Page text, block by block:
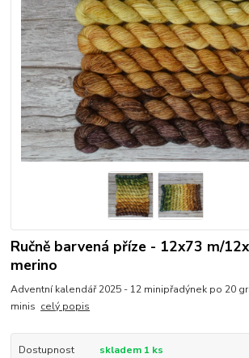
Ručně barvená příze - 12x73 m/
merino
Adventní kalendář 2025 - 12 minipřadýnek po 20
minis celý popis
Dostupnost
skladem 1 ks